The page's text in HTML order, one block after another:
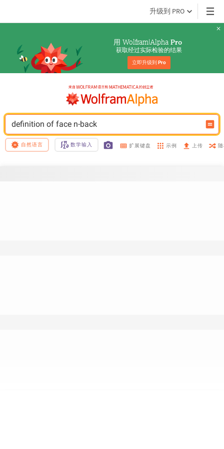
升级到 PRO
用 Wolfram|Alpha Pro
获取经过实际检验的结果
立即升级到 Pro
definition of face n-back
自然语言 数学输入 扩展键盘 示例 上传